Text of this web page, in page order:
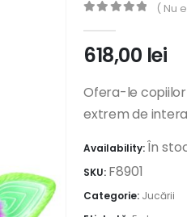
( Nu
618,00 lei
Ofera-le
extrem de
Availability:În
SKU: F8901
Categorie: Jucării